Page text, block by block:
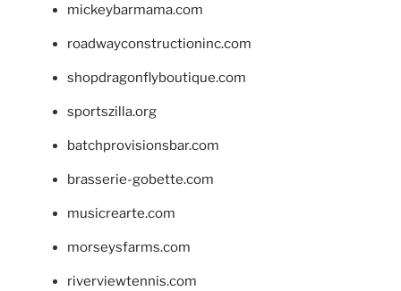
mickeybarmama.com
roadwayconstructioninc.com
shopdragonflyboutique.com
sportszilla.org
batchprovisionsbar.com
brasserie-gobette.com
musicrearte.com
morseysfarms.com
riverviewtennis.com